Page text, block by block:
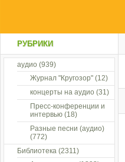
РУБРИКИ
аудио (939)
Журнал "Кругозор" (12)
концерты на аудио (31)
Пресс-конференции и
интервью (18)
Разные песни (аудио)
(772)
Библиотека (2311)